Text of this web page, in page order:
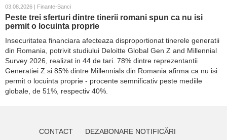
03.08.2026 | Finante-Banci
Peste trei sferturi dintre tinerii romani spun ca nu isi
permit o locuinta proprie
Insecuritatea financiara afecteaza disproportionat tinerele generatii
din Romania, potrivit studiului Deloitte Global Gen Z and Millennial
Survey 2026, realizat in 44 de tari. 78% dintre reprezentantii
Generatiei Z si 85% dintre Millennials din Romania afirma ca nu isi
permit o locuinta proprie - procente semnificativ peste mediile
globale, de 51%, respectiv 40%.
CONTACT DEZABONARE NOTIFICĂRI